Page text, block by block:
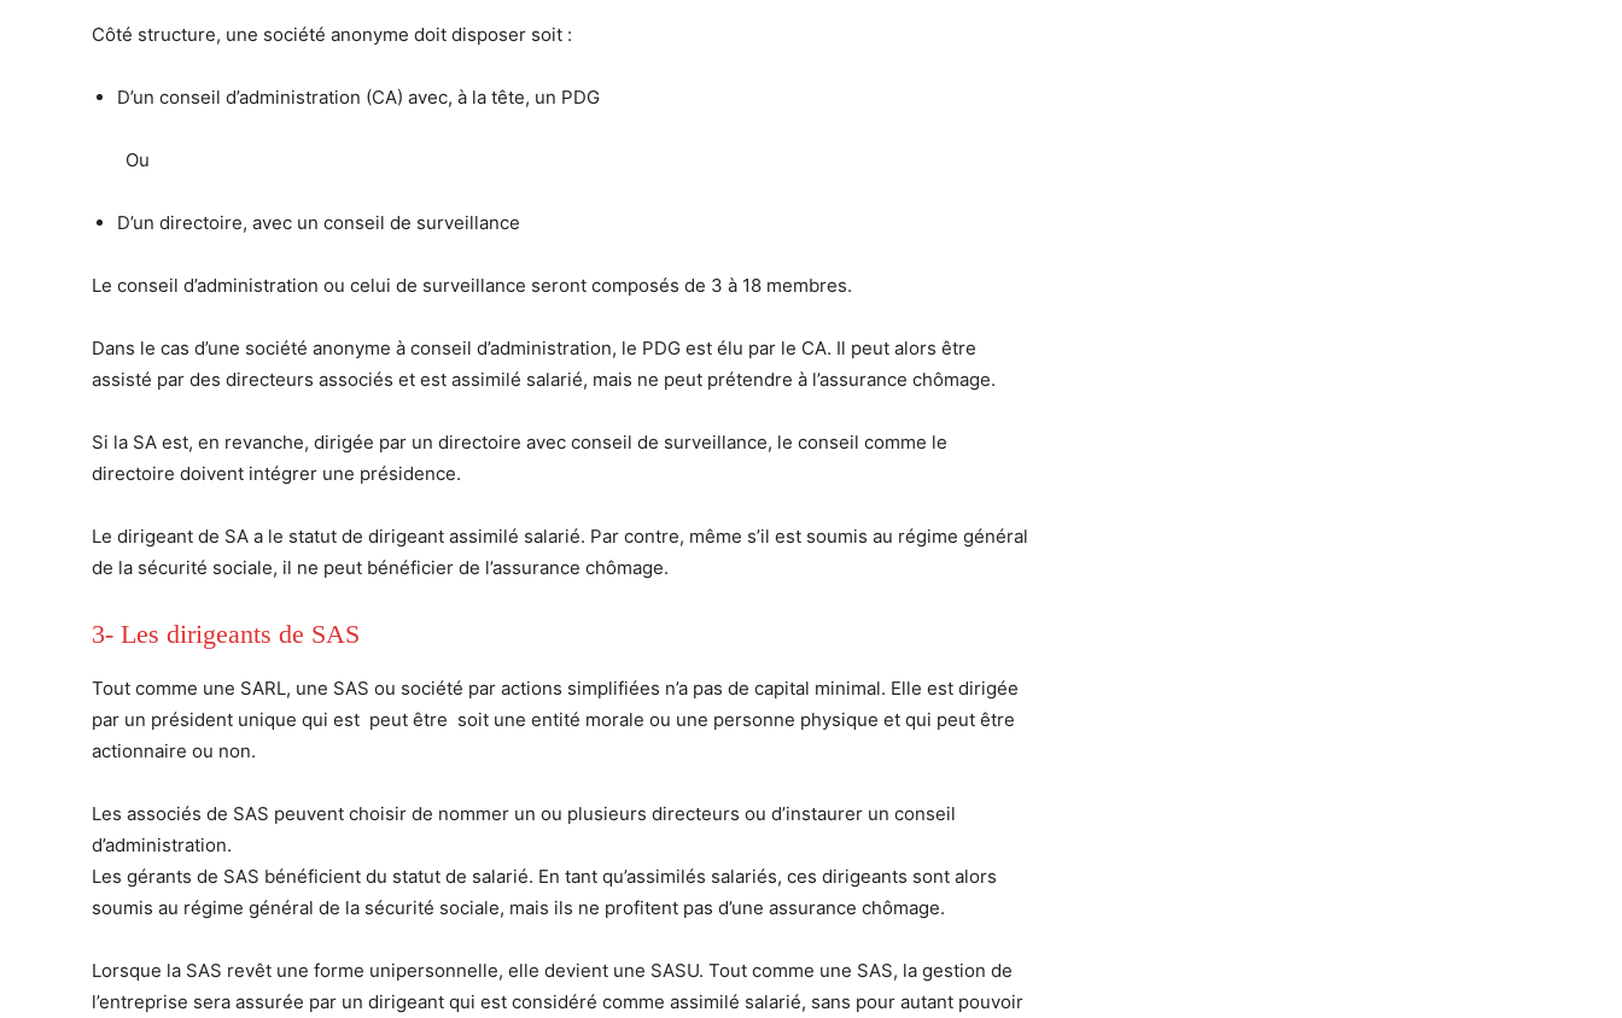
Côté structure, une société anonyme doit disposer soit :
D’un conseil d’administration (CA) avec, à la tête, un PDG
Ou
D’un directoire, avec un conseil de surveillance
Le conseil d’administration ou celui de surveillance seront composés de 3 à 18 membres.
Dans le cas d’une société anonyme à conseil d’administration, le PDG est élu par le CA. Il peut alors être
assisté par des directeurs associés et est assimilé salarié, mais ne peut prétendre à l’assurance chômage.
Si la SA est, en revanche, dirigée par un directoire avec conseil de surveillance, le conseil comme le
directoire doivent intégrer une présidence.
Le dirigeant de SA a le statut de dirigeant assimilé salarié. Par contre, même s’il est soumis au régime général
de la sécurité sociale, il ne peut bénéficier de l’assurance chômage.
3- Les dirigeants de SAS
Tout comme une SARL, une SAS ou société par actions simplifiées n’a pas de capital minimal. Elle est dirigée
par un président unique qui est peut être soit une entité morale ou une personne physique et qui peut être
actionnaire ou non.
Les associés de SAS peuvent choisir de nommer un ou plusieurs directeurs ou d’instaurer un conseil
d’administration.
Les gérants de SAS bénéficient du statut de salarié. En tant qu’assimilés salariés, ces dirigeants sont alors
soumis au régime général de la sécurité sociale, mais ils ne profitent pas d’une assurance chômage.
Lorsque la SAS revêt une forme unipersonnelle, elle devient une SASU. Tout comme une SAS, la gestion de
l’entreprise sera assurée par un dirigeant qui est considéré comme assimilé salarié, sans pour autant pouvoir